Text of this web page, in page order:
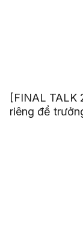
[FINAL TALK
riêng để